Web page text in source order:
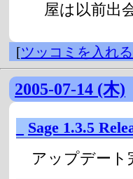
屋は以前出
[ツッコミを入れる
2005-07-14 (木)
Sage 1.3.5
アップデート